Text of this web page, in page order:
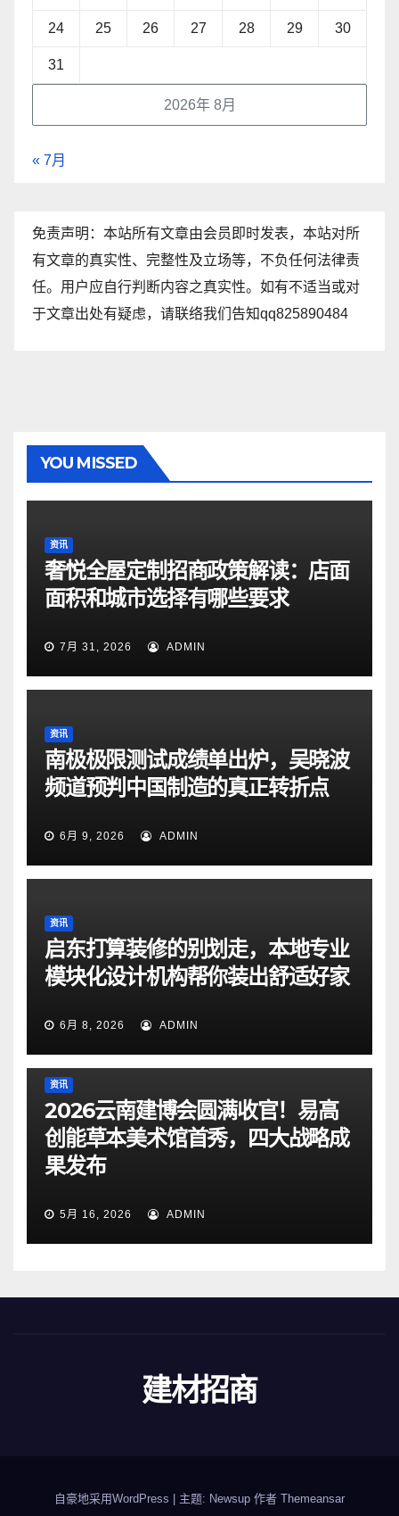
2026年 8月
24 25 26 27 28 29 30
31
« 7月
免责声明：本站所有文章由会员即时发表，本站对所
有文章的真实性、完整性及立场等，不负任何法律责
任。用户应自行判断内容之真实性。如有不适当或对
于文章出处有疑虑，请联络我们告知qq825890484
YOU MISSED
资讯
奢悦全屋定制招商政策解读：店面
面积和城市选择有哪些要求
7月 31, 2026 ADMIN
资讯
南极极限测试成绩单出炉，吴晓波
频道预判中国制造的真正转折点
6月 9, 2026 ADMIN
资讯
启东打算装修的别划走，本地专业
模块化设计机构帮你装出舒适好家
6月 8, 2026 ADMIN
资讯
2026云南建博会圆满收官！易高
创能草本美术馆首秀，四大战略成
果发布
5月 16, 2026 ADMIN
建材招商
自豪地采用WordPress 主题: Newsup 作者 Themeansar